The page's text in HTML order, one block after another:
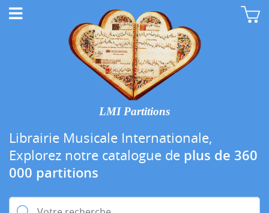
LMI Partitions
Librairie Musicale Internationale,
Explorez notre catalogue de plus de 360
000 partitions
Rechercher :